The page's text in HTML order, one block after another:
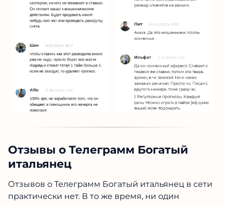
Отзывы о Телеграмм Богатый
итальянец
Отзывов о Телеграмм Богатый итальянец в сети
практически нет. В то же время, ни один